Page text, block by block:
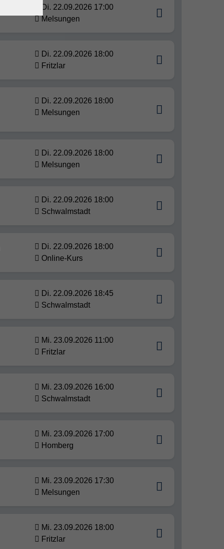
Di. 22.09.2026 17:00
Melsungen
Di. 22.09.2026 18:00
Fritzlar
Di. 22.09.2026 18:00
Melsungen
Di. 22.09.2026 18:00
Melsungen
Di. 22.09.2026 18:00
Schwalmstadt
Di. 22.09.2026 18:00
Online-Kurs
Di. 22.09.2026 18:45
Schwalmstadt
Mi. 23.09.2026 11:00
Fritzlar
Mi. 23.09.2026 16:00
Schwalmstadt
Mi. 23.09.2026 17:00
Homberg
Mi. 23.09.2026 17:30
Melsungen
Mi. 23.09.2026 18:00
Fritzlar